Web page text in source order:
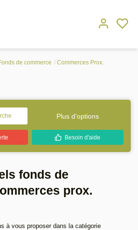
de commerce Commerces Prox.
Plus d'options
Besoin d'aide
fonds de
prox.
à vous proposer dans la catégorie